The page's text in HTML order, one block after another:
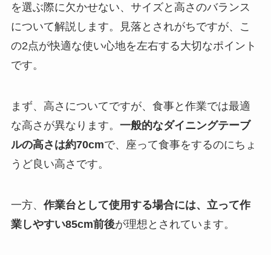
を選ぶ際に欠かせない、サイズと高さのバランス
について解説します。見落とされがちですが、こ
の2点が快適な使い心地を左右する大切なポイント
です。
まず、高さについてですが、食事と作業では最適
な高さが異なります。 一般的なダイニングテーブ
ルの高さは約70cmで、座って食事をするのにちょ
うど良い高さです。
一方、 作業台として使用する場合には、立って作
業しやすい85cm前後が理想とされています。